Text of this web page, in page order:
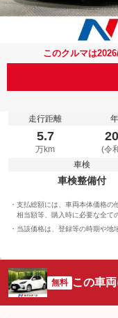
このクルマは
走行距離
5.7
万km (令
車検
車検整備付
支払総額には、車両本体価格の
相当額等、購入時に必要な全て
当該価格は、登録等の時期や地
無料 この車